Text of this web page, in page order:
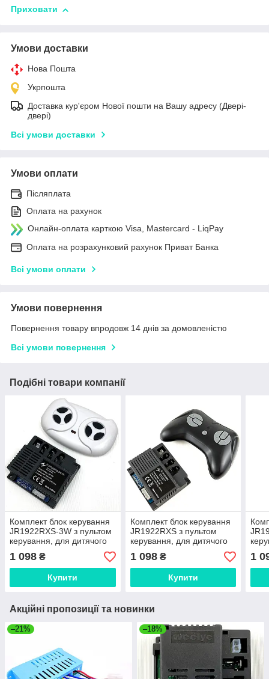
Приховати
Умови доставки
Нова Пошта
Укрпошта
Доставка кур'єром Нової пошти на Вашу адресу (Двері-
двері)
Всі умови доставки
Умови оплати
Післяплата
Оплата на рахунок
Онлайн-оплата карткою Visa, Mastercard - LiqPay
Оплата на розрахунковий рахунок Приват Банка
Всі умови оплати
Умови повернення
Повернення товару впродовж 14 днів за домовленістю
Всі умови повернення
Подібні товари компанії
Комплект блок керування
JR1922RXS-3W з пультом
керування, для дитячого
1 098 ₴
Купити
Комплект блок керування
JR1922RXS з пультом
керування, для дитячого
1 098₴
Купити
1
Акційні пропозиції та новинки
–21% –18%